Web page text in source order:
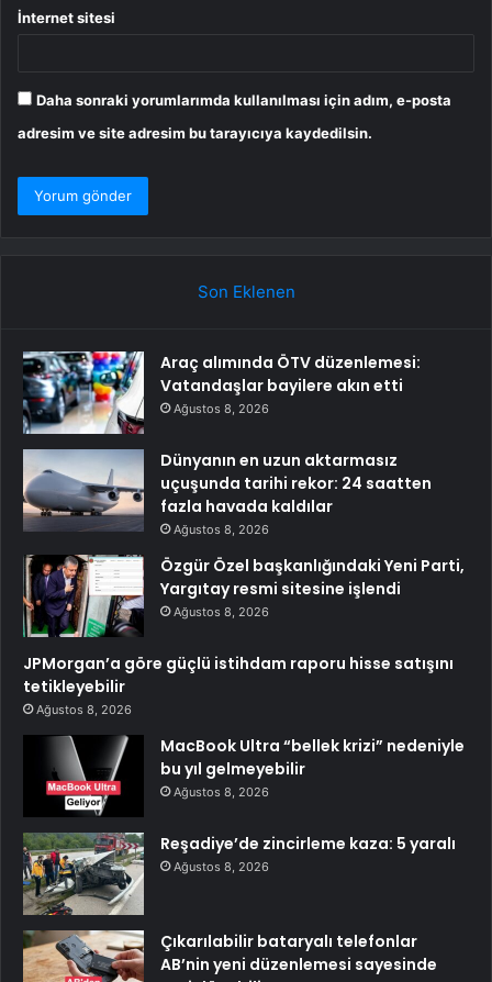
İnternet sitesi
Daha sonraki yorumlarımda kullanılması için adım, e-posta
adresim ve site adresim bu tarayıcıya kaydedilsin.
Son Eklenen
Araç alımında ÖTV düzenlemesi:
Vatandaşlar bayilere akın etti
Ağustos 8, 2026
Dünyanın en uzun aktarmasız
uçuşunda tarihi rekor: 24 saatten
fazla havada kaldılar
Ağustos 8, 2026
Özgür Özel başkanlığındaki Yeni Parti,
Yargıtay resmi sitesine işlendi
Ağustos 8, 2026
JPMorgan’a göre güçlü istihdam raporu hisse satışını
tetikleyebilir
Ağustos 8, 2026
MacBook Ultra “bellek krizi” nedeniyle
bu yıl gelmeyebilir
Ağustos 8, 2026
Reşadiye’de zincirleme kaza: 5 yaralı
Ağustos 8, 2026
Çıkarılabilir bataryalı telefonlar
AB’nin yeni düzenlemesi sayesinde